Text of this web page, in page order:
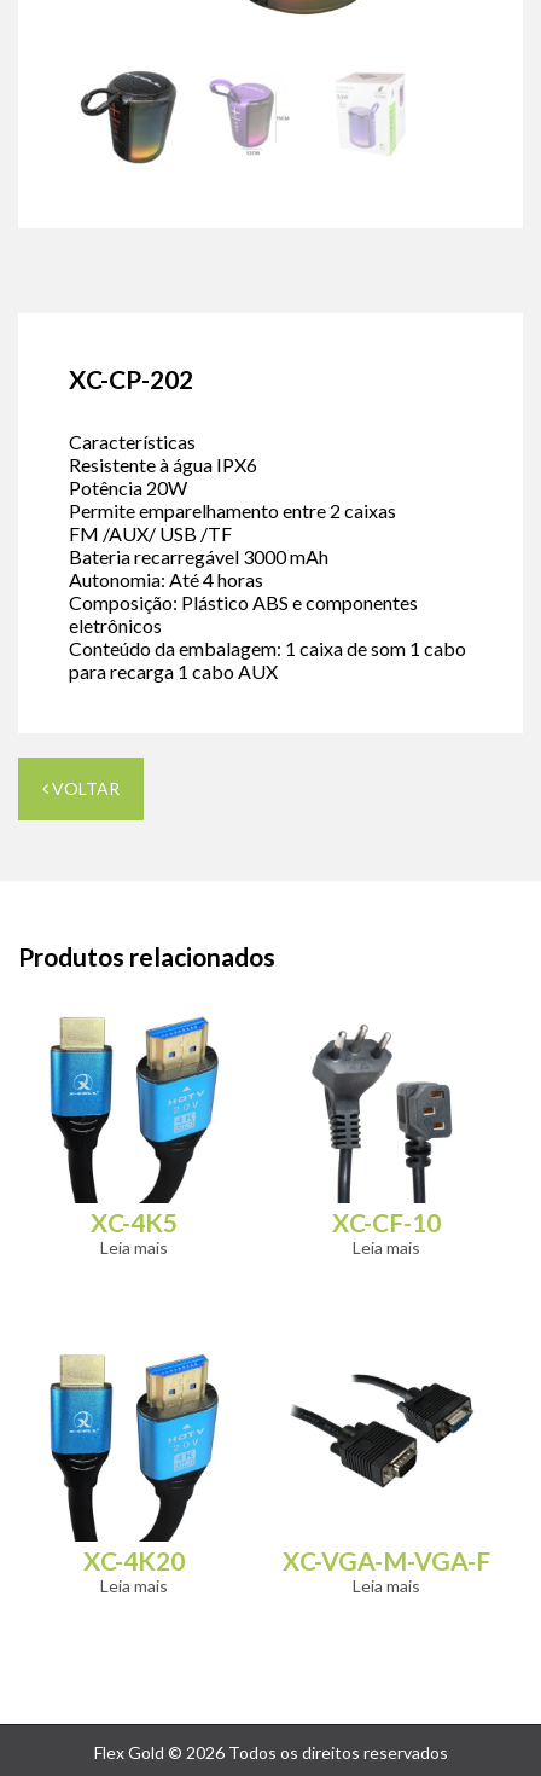
XC-CP-202
Características
Resistente à água IPX6
Potência 20W
Permite emparelhamento entre 2 caixas
FM /AUX/ USB /TF
Bateria recarregável 3000 mAh
Autonomia: Até 4 horas
Composição: Plástico ABS e componentes
eletrônicos
Conteúdo da embalagem: 1 caixa de som 1 cabo
para recarga 1 cabo AUX
VOLTAR
Produtos relacionados
XC-4K5
Leia mais
XC-CF-10
Leia mais
XC-4K20
Leia mais
XC-VGA-M-VGA-F
Leia mais
Flex Gold © 2026 Todos os direitos reservados